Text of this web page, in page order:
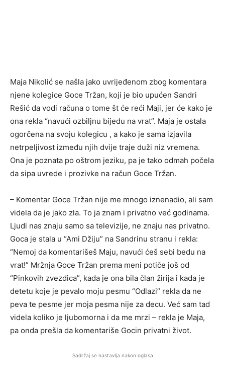
Maja Nikolić se našla jako uvrijeđenom zbog komentara
njene kolegice Goce Tržan, koji je bio upućen Sandri
Rešić da vodi računa o tome št će reći Maji, jer će kako je
ona rekla “navući ozbiljnu bijedu na vrat”. Maja je ostala
ogorčena na svoju kolegicu , a kako je sama izjavila
netrpeljivost između njih dvije traje duži niz vremena.
Ona je poznata po oštrom jeziku, pa je tako odmah počela
da sipa uvrede i prozivke na račun Goce Tržan.
– Komentar Goce Tržan nije me mnogo iznenadio, ali sam
videla da je jako zla. To ja znam i privatno već godinama.
Ljudi nas znaju samo sa televizije, ne znaju nas privatno.
Goca je stala u “Ami Džiju” na Sandrinu stranu i rekla:
“Nemoj da komentarišeš Maju, navući ćeš sebi bedu na
vrat!” Mržnja Goce Tržan prema meni potiče još od
“Pinkovih zvezdica”, kada je ona bila član žirija i kada je
detetu koje je pevalo moju pesmu “Odlazi” rekla da ne
peva te pesme jer moja pesma nije za decu. Već sam tad
videla koliko je ljubomorna i da me mrzi – rekla je Maja,
pa onda prešla da komentariše Gocin privatni život.
Sadržaj se nastavlja nakon oglasa